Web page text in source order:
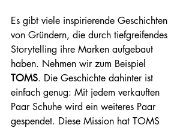
Es gibt viele inspirierende Geschichten
von Gründern, die durch tiefgreifendes
Storytelling ihre Marken aufgebaut
haben. Nehmen wir zum Beispiel
TOMS. Die Geschichte dahinter ist
einfach genug: Mit jedem verkauften
Paar Schuhe wird ein weiteres Paar
gespendet. Diese Mission hat TOMS